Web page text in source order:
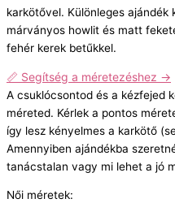
karkötővel. Különleges ajándék
márványos howlit és matt
fehér kerek betűkkel.
📏 Segítség a méretezéshez →
A csuklócsontod és a kézfejed
méreted. Kérlek a pontos
így lesz kényelmes a karkötő
Amennyiben ajándékba
tanácstalan vagy mi lehet a jó
Női méretek: